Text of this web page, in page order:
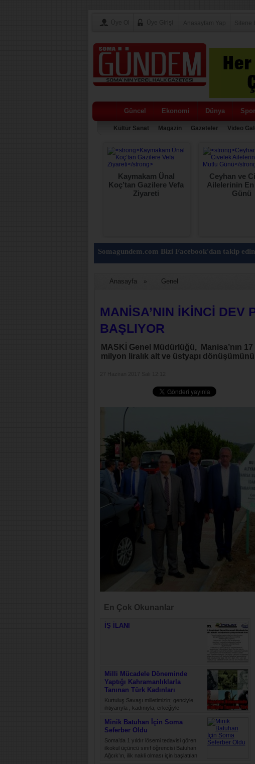
Güncel Ekonomi Dünya Spor
Kültür Sanat Magazin Gazeteler Video
Kaymakam Ünal
Koç’tan Gazilere Vefa
Ziyareti
Ceyhan ve
Ailelerinin
Günü
Somagundem.com Bizi Facebook'dan takip edin
Anasayfa » Genel
MANİSA’NIN İKİNCİ DEV
BAŞLIYOR
MASKİ Genel Müdürlüğü, Manisa’nın
milyon liralık alt ve üstyapı
En Çok Okunanlar
İŞ İLANI
Milli Mücadele Döneminde
Yaptığı Kahramanlıklarla
Tanınan Türk Kadınları
Kurtuluş Savaşı milletimizin; genciyle,
ihtiyarıyla , kadınıyla, erkeğiyle
kalım mücadelesidir. Bu savaş, daima
hür…
Minik Batuhan İçin Soma
Seferber Oldu
Soma’da 1 yıldır lösemi tedavisi gören
ilkokul üçüncü sınıf öğrencisi Batuhan
Ağcık’ın, ilik nakli olması için başlatılan